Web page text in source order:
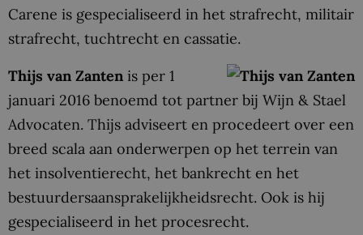
Carene is gespecialiseerd in het strafrecht, militair
strafrecht, tuchtrecht en cassatie.
Thijs van Zanten is per 1
januari 2016 benoemd tot partner bij Wijn & Stael
Advocaten. Thijs adviseert en procedeert over een
breed scala aan onderwerpen op het terrein van
het insolventierecht, het bankrecht en het
bestuurdersaansprakelijkheidsrecht. Ook is hij
gespecialiseerd in het procesrecht.